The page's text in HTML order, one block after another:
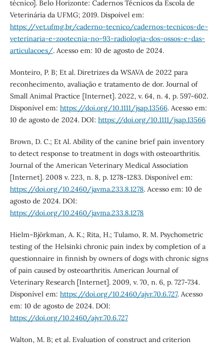
técnico]. Belo Horizonte: Cadernos Técnicos da Escola de
Veterinária da UFMG; 2019. Dispoível em:
https://vet.ufmg.br/caderno-tecnico/cadernos-tecnicos-de-
veterinaria-e-zootecnia-no-93-radiologia-dos-ossos-e-das-
articulacoes/. Acesso em: 10 de agosto de 2024.
Monteiro, P. B; Et al. Diretrizes da WSAVA de 2022 para
reconhecimento, avaliação e tratamento de dor. Journal of
Small Animal Practice [Internet]. 2022, v. 64, n. 4, p. 597-602.
Disponível em: https://doi.org/10.1111/jsap.13566. Acesso em:
10 de agosto de 2024. DOI: https://doi.org/10.1111/jsap.13566
Brown, D. C.; Et Al. Ability of the canine brief pain inventory
to detect response to treatment in dogs with osteoarthritis.
Journal of the American Veterinary Medical Association
[Internet]. 2008 v. 223, n. 8, p. 1278-1283. Disponível em:
https://doi.org/10.2460/javma.233.8.1278. Acesso em: 10 de
agosto de 2024. DOI:
https://doi.org/10.2460/javma.233.8.1278
Hielm-Björkman, A. K.; Rita, H.; Tulamo, R. M. Psychometric
testing of the Helsinki chronic pain index by completion of a
questionnaire in finnish by owners of dogs with chronic signs
of pain caused by osteoarthritis. American Journal of
Veterinary Research [Internet]. 2009, v. 70, n. 6, p. 727-734.
Disponível em: https://doi.org/10.2460/ajvr.70.6.727. Acesso
em: 10 de agosto de 2024. DOI:
https://doi.org/10.2460/ajvr.70.6.727
Walton, M. B; et al. Evaluation of construct and criterion